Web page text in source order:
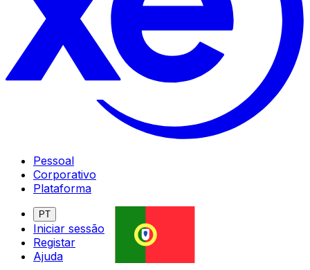
Pessoal
Corporativo
Plataforma
PT
Iniciar sessão
Registar
Ajuda